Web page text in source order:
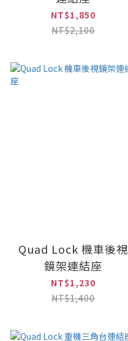
NT$1,850
NT$2,100
Quad Lock 機車後視
鏡架連結座
NT$1,230
NT$1,400